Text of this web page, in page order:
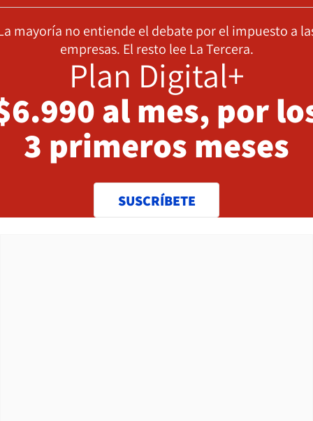
mayoría no entiende el debate por el impuesto a
empresas. El resto lee La Tercera.
Plan Digital+
al mes, por
3 primeros meses
SUSCRÍBETE